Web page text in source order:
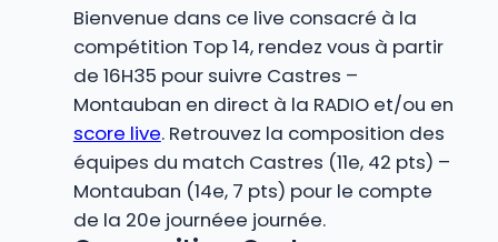
Bienvenue dans ce live consacré à la
compétition Top 14, rendez vous à partir
de 16H35 pour suivre Castres –
Montauban en direct à la RADIO et/ou en
score live. Retrouvez la composition des
équipes du match Castres (11e, 42 pts) –
Montauban (14e, 7 pts) pour le compte
de la 20e journéee journée.